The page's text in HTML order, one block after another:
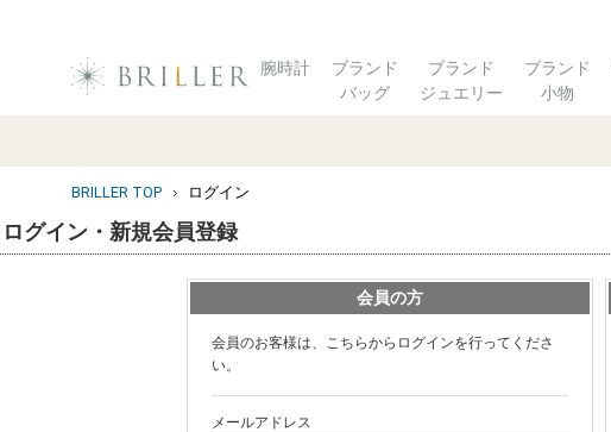
腕時計
ブランド
バッグ
ブランド
ジュエリー
ブランド
小物
BRILLER TOP ログイン
ログイン・新規会員登録
会員の方
会員のお客様は、こちらからログインを行ってくださ
い。
メールアドレス